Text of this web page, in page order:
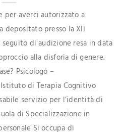
per averci autorizzato a
depositato presso la XII
di audizione resa in data
alla disforia di genere.
Psicologo –
di Terapia Cognitivo
servizio per l’identità di
di Specializzazione in
Si occupa di